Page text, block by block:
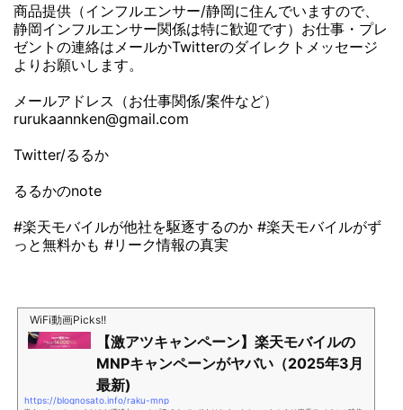
商品提供（インフルエンサー/静岡に住んでいますので、
静岡インフルエンサー関係は特に歓迎です）お仕事・プレ
ゼントの連絡はメールかTwitterのダイレクトメッセージ
よりお願いします。
メールアドレス（お仕事関係/案件など）
rurukaannken@gmail.com
Twitter/るるか
るるかのnote
#楽天モバイルが他社を駆逐するのか #楽天モバイルがず
っと無料かも #リーク情報の真実
WiFi動画Picks!!
【激アツキャンペーン】楽天モバイルの
MNPキャンペーンがヤバい（2025年3月
最新)
https://blognosato.info/raku-mnp